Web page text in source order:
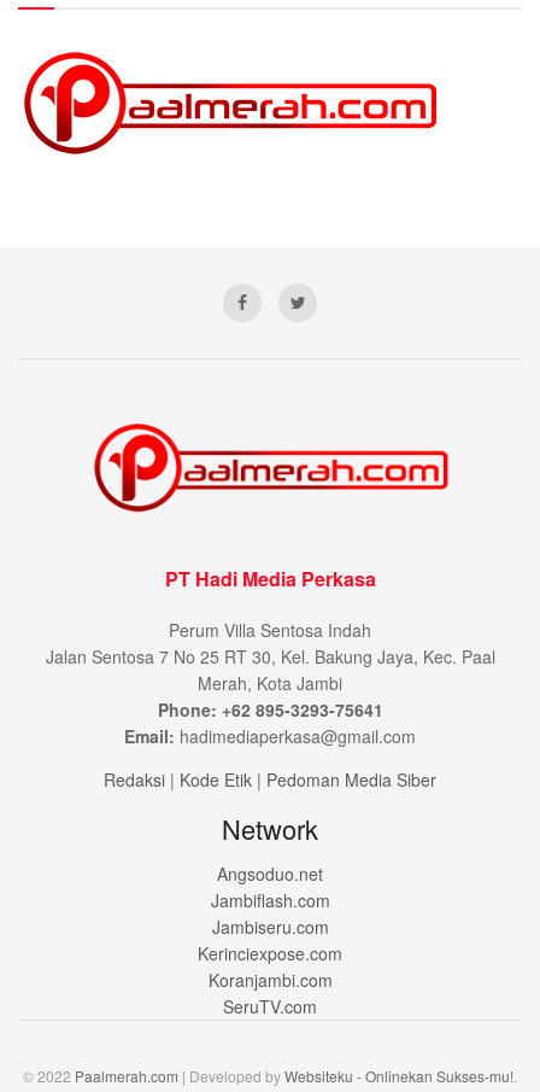
PT Hadi Media Perkasa
Perum Villa Sentosa Indah
Jalan Sentosa 7 No 25 RT 30, Kel. Bakung Jaya, Kec. Paal
Merah, Kota Jambi
Phone: +62 895-3293-75641
Email: hadimediaperkasa@gmail.com
Redaksi | Kode Etik | Pedoman Media Siber
Network
Angsoduo.net
Jambiflash.com
Jambiseru.com
Kerinciexpose.com
Koranjambi.com
SeruTV.com
© 2022 Paalmerah.com | Developed byWebsiteku - Onlinekan Sukses-mu!